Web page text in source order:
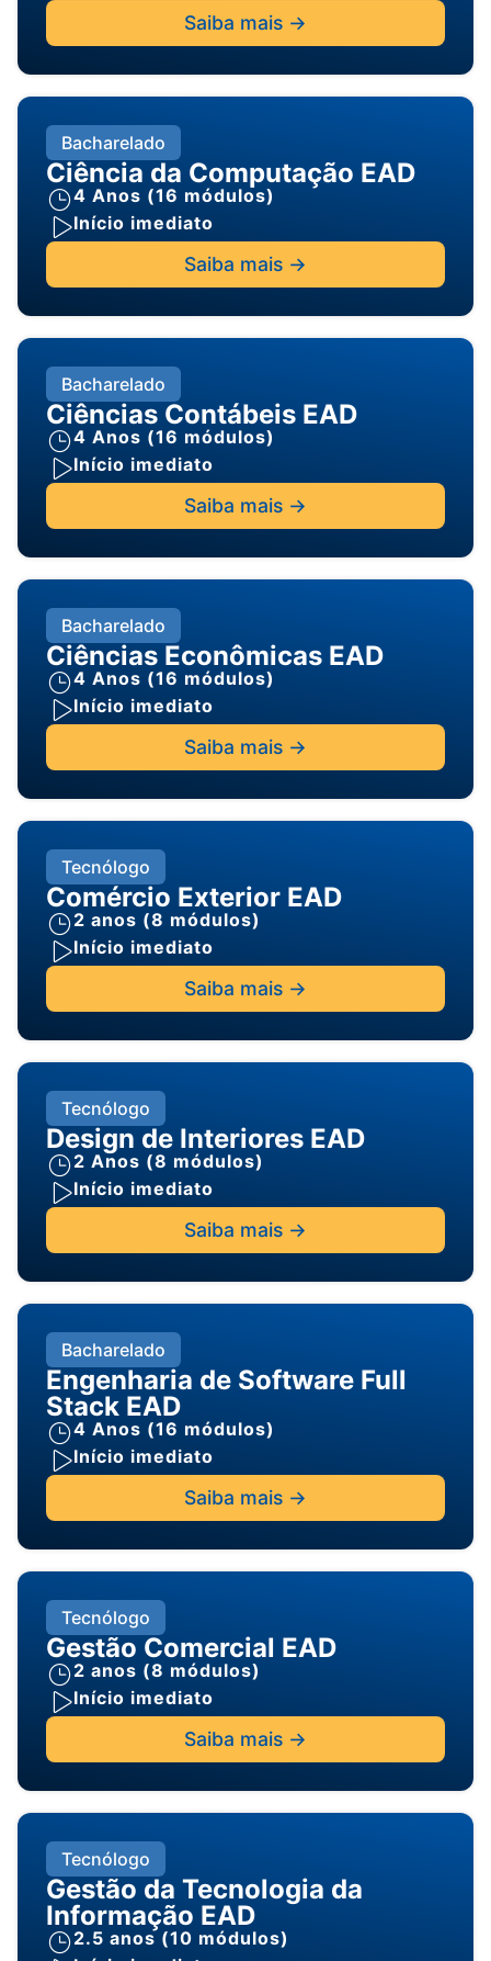
Saiba mais ->
Bacharelado
Ciência da Computação EAD
4 Anos (16 módulos)
Início imediato
Saiba mais ->
Bacharelado
Ciências Contábeis EAD
4 Anos (16 módulos)
Início imediato
Saiba mais ->
Bacharelado
Ciências Econômicas EAD
4 Anos (16 módulos)
Início imediato
Saiba mais ->
Tecnólogo
Comércio Exterior EAD
2 anos (8 módulos)
Início imediato
Saiba mais ->
Tecnólogo
Design de Interiores EAD
2 Anos (8 módulos)
Início imediato
Saiba mais ->
Bacharelado
Engenharia de Software Full
Stack EAD
4 Anos (16 módulos)
Início imediato
Saiba mais ->
Tecnólogo
Gestão Comercial EAD
2 anos (8 módulos)
Início imediato
Saiba mais ->
Tecnólogo
Gestão da Tecnologia da
Informação EAD
2.5 anos (10 módulos)